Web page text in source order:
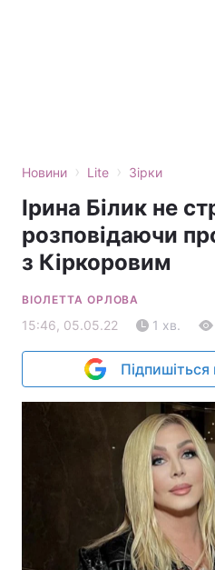
Новини › Lite › Зірки
Ірина Білик не
розповідаючи
з Кіркоровим
ВІОЛЕТТА ОРЛОВА
15:46, 05.05.22 1 хв.